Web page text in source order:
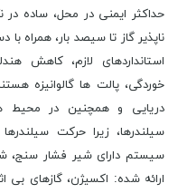
حداکثر ایمنی در محل، ساده در
ناپذیر گاز تا سیصد بار، همراه
استانداردهای لازم، کاهش
خوردگی، پالت ها گالوانیزه
دریایی و همچنین در محیط
سیلندرها، زیرا حرکت
سیستم دارای شیر فشار سنج،
ارائه شده: اکسیژن، گازهای بی